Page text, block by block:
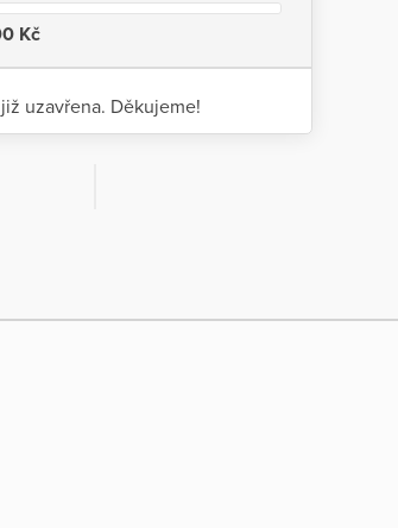
Kč
uzavřena. Děkujeme!